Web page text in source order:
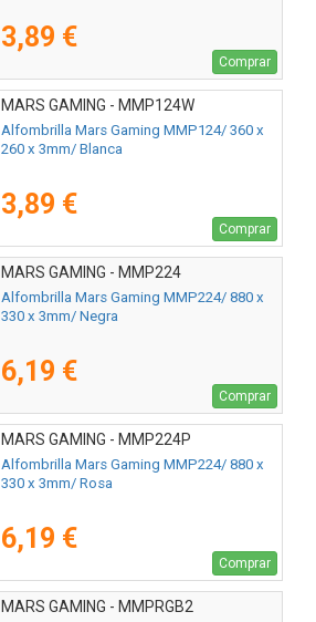
3,89 €
Comprar
MARS GAMING - MMP124W
Alfombrilla Mars Gaming MMP124/ 360 x
260 x 3mm/ Blanca
3,89 €
Comprar
MARS GAMING - MMP224
Alfombrilla Mars Gaming MMP224/ 880 x
330 x 3mm/ Negra
6,19 €
Comprar
MARS GAMING - MMP224P
Alfombrilla Mars Gaming MMP224/ 880 x
330 x 3mm/ Rosa
6,19 €
Comprar
MARS GAMING - MMPRGB2